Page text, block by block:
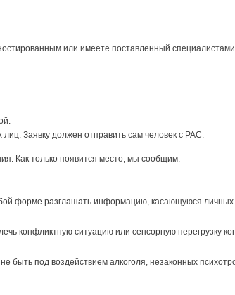
или имеете поставленный
Заявку должен отправить сам человек с РАС.
Как только появится место, мы сообщим.
форме разглашать информацию, касающуюся
конфликтную ситуацию или сенсорную перегрузку
быть под воздействием алкоголя, незаконных